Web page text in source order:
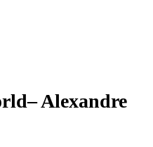
Alexandre